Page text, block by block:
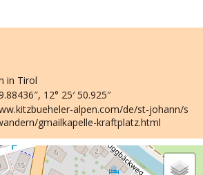
in Tirol
12° 25′ 50.925″
alpen.com/de/st-johann/s
gmailkapelle-kraftplatz.html